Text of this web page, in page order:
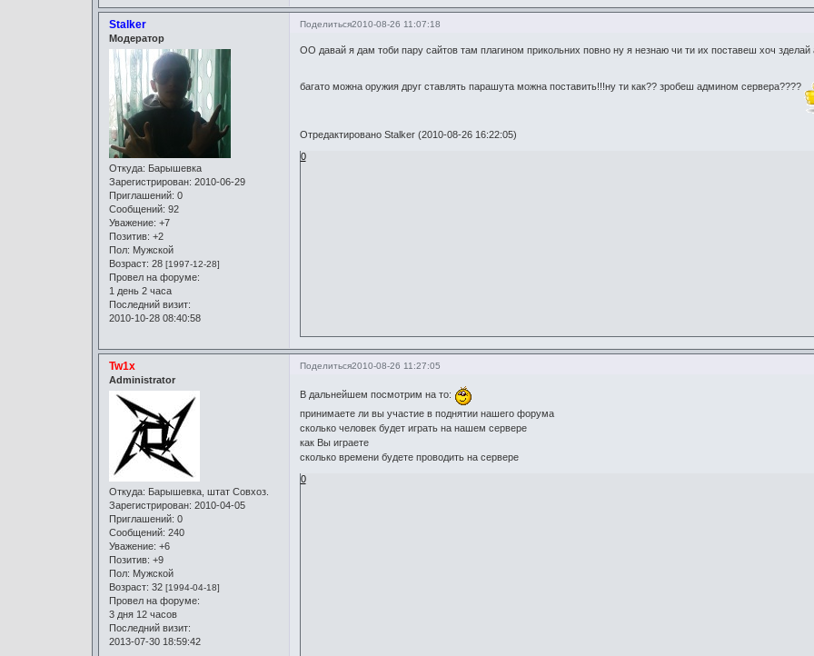
Поделиться2010-08-26 11:07:18
Stalker
Модератор
Откуда: Барышевка
Зарегистрирован: 2010-06-29
Приглашений: 0
Сообщений: 92
Уважение: +7
Позитив: +2
Пол: Мужской
Возраст: 28 [1997-12-28]
Провел на форуме:
1 день 2 часа
Последний визит:
2010-10-28 08:40:58
ОО давай я дам тоби пару сайтов там плагином прикольних повно ну я незнаю чи ти их поставеш хоч
багато можна оружия друг ставлять парашута можна поставить!!!ну ти как?? зробеш админом сервера????
Отредактировано Stalker (2010-08-26 16:22:05)
0
Поделиться2010-08-26 11:27:05
Tw1x
Administrator
Откуда: Барышевка, штат Совхоз.
Зарегистрирован: 2010-04-05
Приглашений: 0
Сообщений: 240
Уважение: +6
Позитив: +9
Пол: Мужской
Возраст: 32 [1994-04-18]
Провел на форуме:
3 дня 12 часов
Последний визит:
2013-07-30 18:59:42
В дальнейшем посмотрим на то:
принимаете ли вы участие в поднятии нашего форума
сколько человек будет играть на нашем сервере
как Вы играете
сколько времени будете проводить на сервере
0